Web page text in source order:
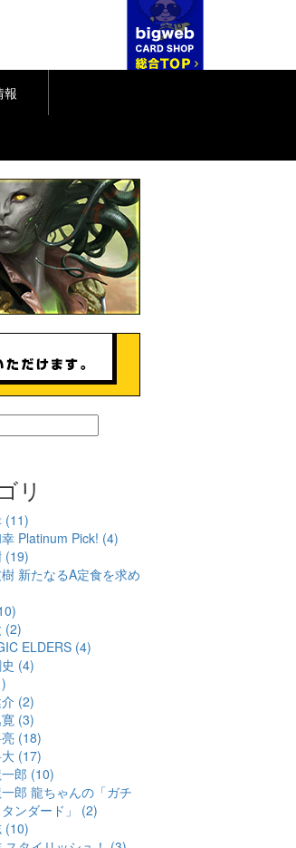
報
リ
(11)
幸 Platinum Pick! (4)
(19)
樹 新たなるA定食を求め
(2)
ELDERS (4)
史 (4)
介 (2)
寛 (3)
亮 (18)
大 (17)
一郎 (10)
一郎 龍ちゃんの「ガチ
ンダード」 (2)
(10)